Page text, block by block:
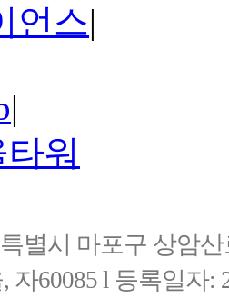
언스|
|
워
별시 마포구 상암
자60085 l 등록일자: